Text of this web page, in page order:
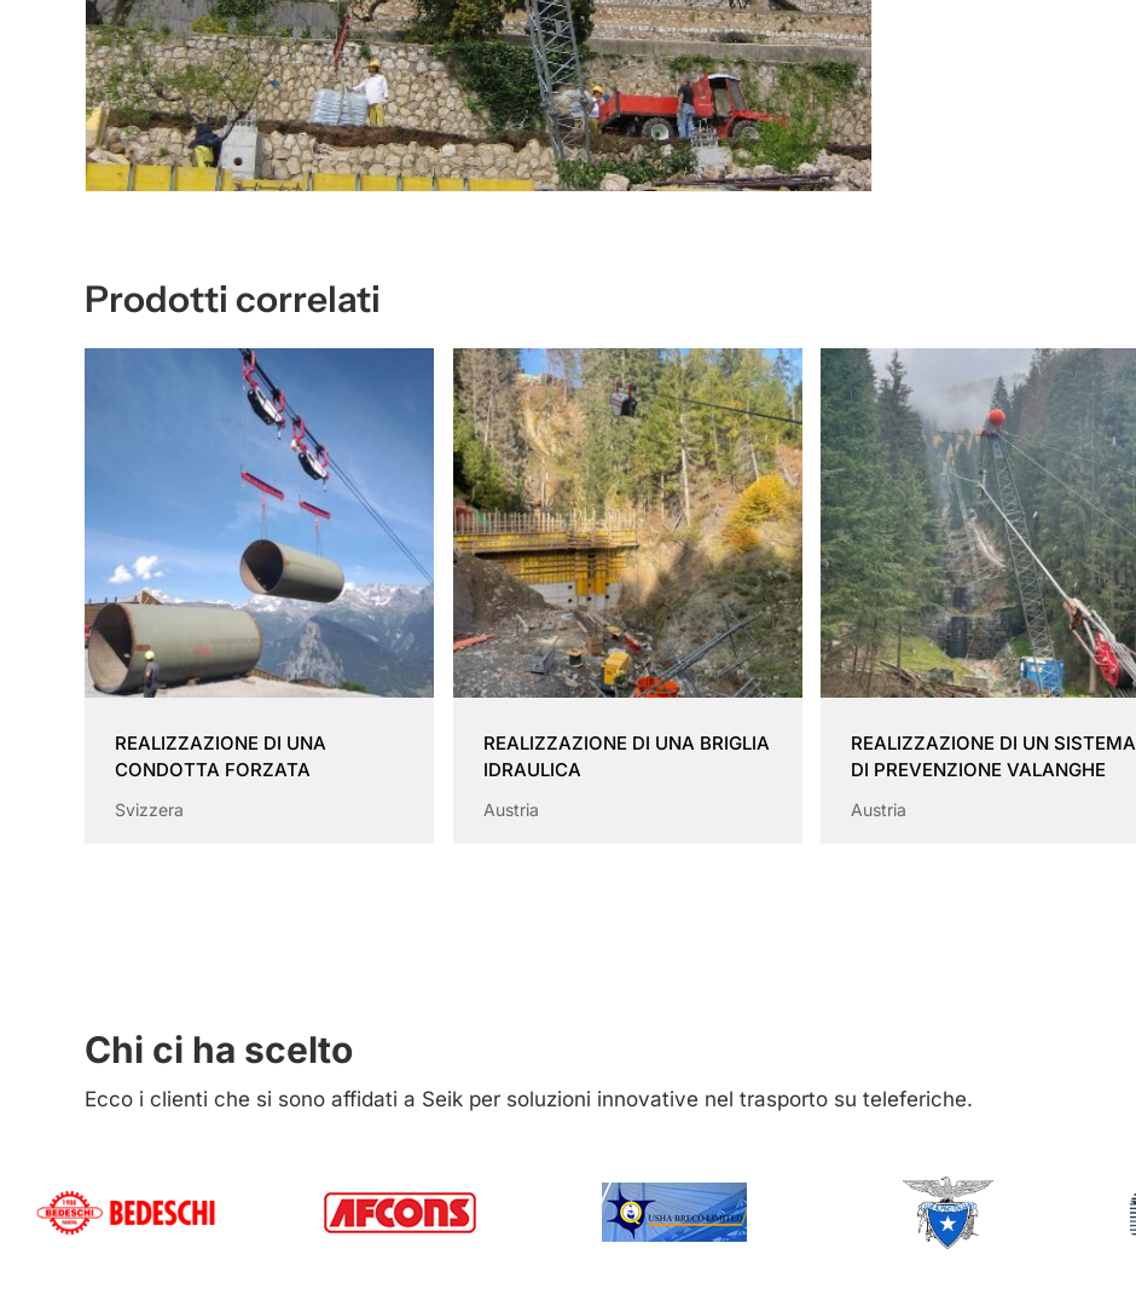
Prodotti correlati
REALIZZAZIONE DI UNA
CONDOTTA FORZATA
Svizzera
REALIZZAZIONE DI UNA BRIGLIA
IDRAULICA
Austria
REALIZZAZIONE DI UN SISTEMA
DI PREVENZIONE VALANGHE
Austria
Chi ci ha scelto
Ecco i clienti che si sono affidati a Seik per soluzioni innovative nel trasporto su teleferiche.